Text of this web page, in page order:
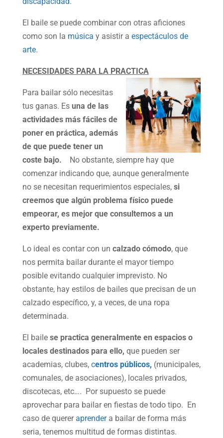
El baile se puede combinar con otras aficiones
como son la música y asistir a espectáculos de
arte.
NECESIDADES PARA LA PRACTICA
Para bailar sólo necesitas
tus ganas. Es una de las
actividades más fáciles de
poner en práctica, además
de que puede tener un
coste bajo. No obstante, siempre hay que
comenzar indicando que, aunque generalmente
no se necesitan requerimientos especiales, si
creemos que algún problema físico puede
empeorar, es mejor que consultemos a un
experto previamente.
Lo ideal es contar con un calzado cómodo, que
nos permita bailar durante el mayor tiempo
posible evitando cualquier imprevisto. No
obstante, hay estilos de bailes que precisan de un
calzado específico, y, a veces, de una ropa
determinada.
El baile se practica generalmente en espacios o
locales destinados para ello, que pueden ser
academias, clubes,centros públicos, (municipales,
comunales, de asociaciones), locales privados,
discotecas, etc…. Por supuesto se puede
aprovechar para bailar en fiestas de todo tipo. En
caso de quereraprendera bailar de forma más
seria, tenemos multitud de formas distintas.